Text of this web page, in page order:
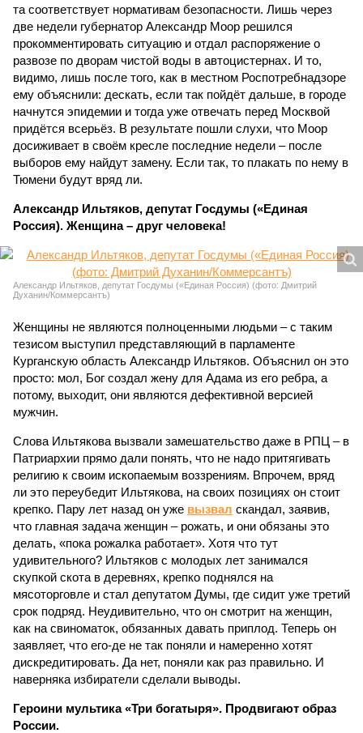
та соответствует нормативам безопасности. Лишь через
две недели губернатор Александр Моор решился
прокомментировать ситуацию и отдал распоряжение о
развозе по дворам чистой воды в автоцистернах. И то,
видимо, лишь после того, как в местном Роспотребнадзоре
ему объяснили: дескать, если так пойдёт дальше, в городе
начнутся эпидемии и тогда уже отвечать перед Москвой
придётся всерьёз. В результате пошли слухи, что Моор
досиживает в своём кресле последние недели – после
выборов ему найдут замену. Если так, то плакать по нему в
Тюмени будут вряд ли.
Александр Ильтяков, депутат Госдумы («Единая
Россия). Женщина – друг человека!
Александр Ильтяков, депутат Госдумы («Единая Россия) (фото: Дмитрий
Духанин/Коммерсантъ)
Женщины не являются полноценными людьми – с таким
тезисом выступил представляющий в парламенте
Курганскую область Александр Ильтяков. Объяснил он это
просто: мол, Бог создал жену для Адама из его ребра, а
потому, выходит, они являются дефективной версией
мужчин.
Слова Ильтякова вызвали замешательство даже в РПЦ – в
Патриархии прямо дали понять, что не надо притягивать
религию к своим ископаемым воззрениям. Впрочем, вряд
ли это переубедит Ильтякова, на своих позициях он стоит
крепко. Пару лет назад он уже вызвал скандал, заявив,
что главная задача женщин – рожать, и они обязаны это
делать, «пока рожалка работает». Хотя что тут
удивительного? Ильтяков с молодых лет занимался
скупкой скота в деревнях, крепко поднялся на
мясоторговле и стал депутатом Думы, где сидит уже третий
срок подряд. Неудивительно, что он смотрит на женщин,
как на свиноматок, обязанных давать приплод. Теперь он
заявляет, что его-де не так поняли и намеренно хотят
дискредитировать. Да нет, поняли как раз правильно. И
наверняка избиратели сделали выводы.
Героини мультика «Три богатыря». Продвигают образ
России.